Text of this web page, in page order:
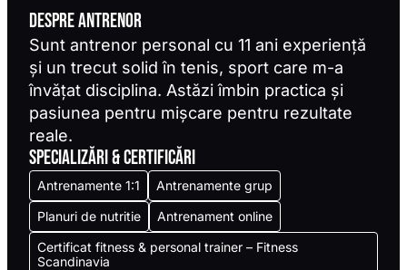
DESPRE ANTRENOR
Sunt antrenor personal cu 11 ani experiență
și un trecut solid în tenis, sport care m-a
învățat disciplina. Astăzi îmbin practica și
pasiunea pentru mișcare pentru rezultate
reale.
SPECIALIZĂRI & CERTIFICĂRI
Antrenamente 1:1
Antrenamente grup
Planuri de nutritie
Antrenament online
Certificat fitness & personal trainer – Fitness
Scandinavia